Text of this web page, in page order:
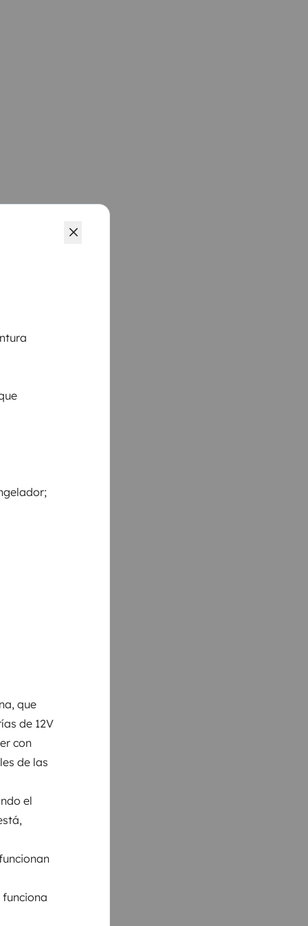
que
de 12V
con
de las
el
funciona